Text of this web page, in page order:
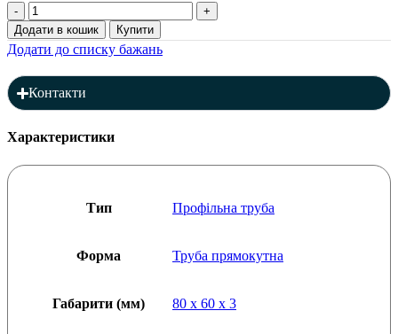
330,00 ₴.300,70 ₴.
Профільна
труба
80
x
60
x
(L=12000),
3
Додати в кошик Купити
Додати до списку бажань
Контакти
Характеристики
Тип Профільна труба
Форма Труба прямокутна
Габарити (мм) 80 x 60 x 3